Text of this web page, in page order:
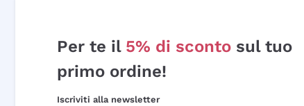
Per te il 5% di sconto sul tuo
primo ordine!
Iscriviti alla newsletter